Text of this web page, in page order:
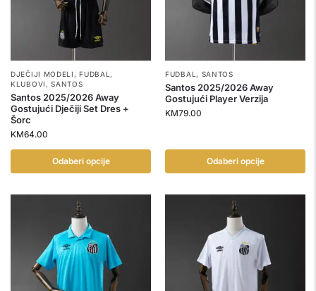
DJEČIJI MODELI ,FUDBAL ,
KLUBOVI ,SANTOS
Santos 2025/2026 Away
Gostujući Dječiji Set Dres +
Šorc
KM64.00
Odaberi opcije
FUDBAL , SANTOS
Santos 2025/2026 Away
Gostujući Player Verzija
KM79.00
Odaberi opcije